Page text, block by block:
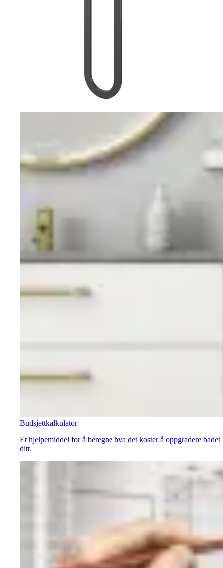
Budsjettkalkulator
Et hjelpemiddel for å beregne hva det koster å oppgradere badet
ditt.